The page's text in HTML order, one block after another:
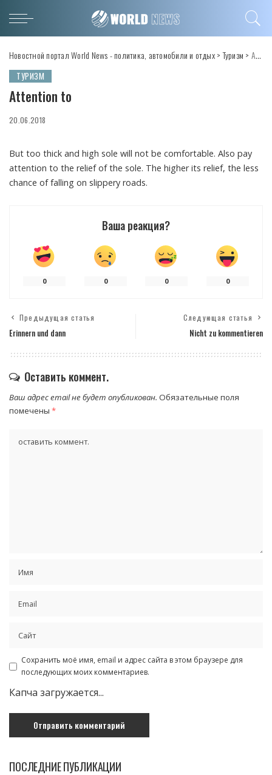
Новостной портал World News - политика, автомобили и отдых>Туризм > Attention to
ТУРИЗМ
Attention to
20.06.2018
But too thick and high sole will not be comfortable. Also pay
attention to the relief of the sole. The higher its relief, the less
chance of falling on slippery roads.
Ваша реакция?
0 0 0 0
Предыдущая статья
Erinnern und dann
Следующая статья
Nicht zu kommentieren
Оставить коммент.
Ваш адрес email не будет опубликован. Обязательные поля
помечены *
Сохранить моё имя, email и адрес сайта в этом браузере для
последующих моих комментариев.
Капча загружается...
ПОСЛЕДНИЕ ПУБЛИКАЦИИ